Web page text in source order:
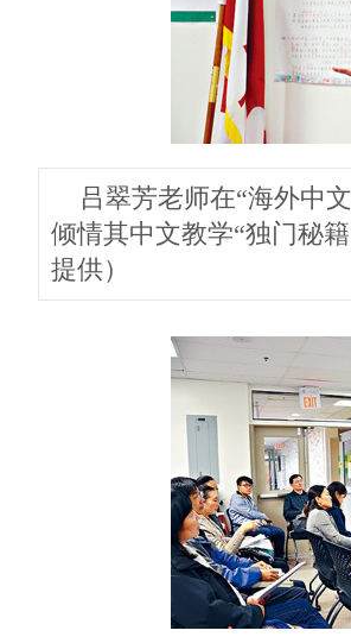
吕翠芳老师在“海外中
倾情其中文教学“独门秘
提供）